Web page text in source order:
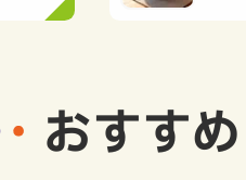
おすすめ